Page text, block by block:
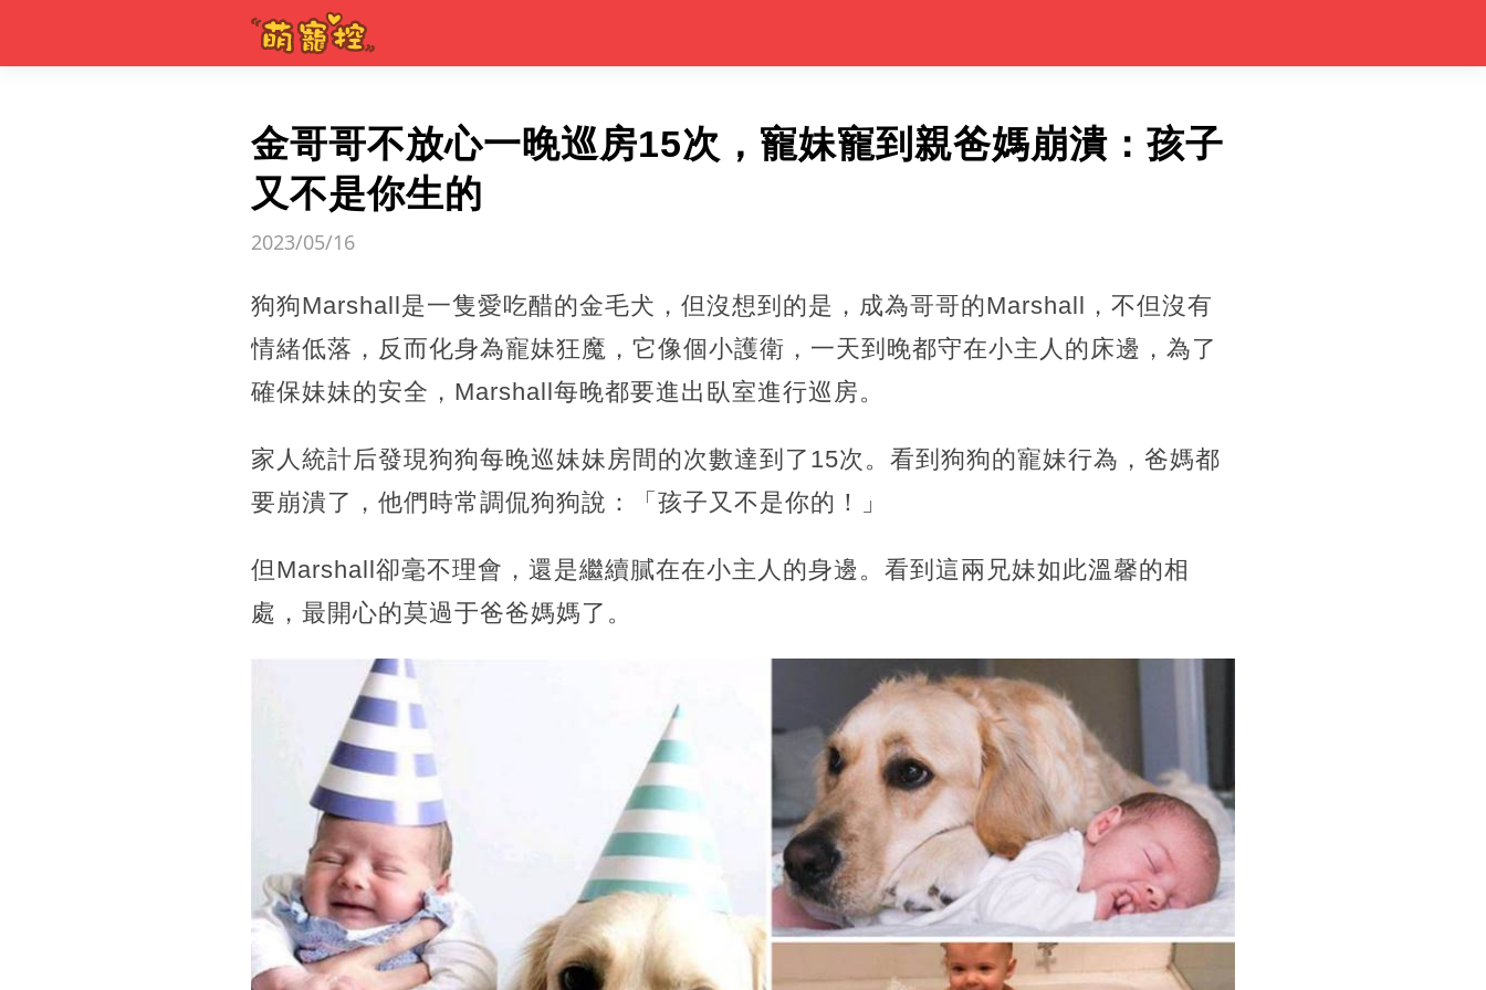
金哥哥不放心一晚巡房15次，寵妹寵到親爸媽崩潰：孩子
又不是你生的
2023/05/16
狗狗Marshall是一隻愛吃醋的金毛犬，但沒想到的是，成為哥哥的Marshall，不但沒有
情緒低落，反而化身為寵妹狂魔，它像個小護衛，一天到晚都守在小主人的床邊，為了
確保妹妹的安全，Marshall每晚都要進出臥室進行巡房。
家人統計后發現狗狗每晚巡妹妹房間的次數達到了15次。看到狗狗的寵妹行為，爸媽都
要崩潰了，他們時常調侃狗狗說：「孩子又不是你的！」
但Marshall卻毫不理會，還是繼續膩在在小主人的身邊。看到這兩兄妹如此溫馨的相
處，最開心的莫過于爸爸媽媽了。